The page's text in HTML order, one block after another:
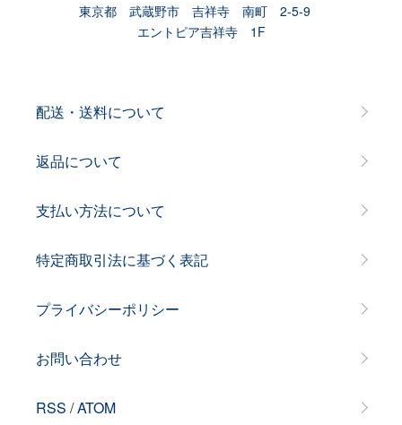
東京都 武蔵野市 吉祥寺 南町 2-5-9
エントピア吉祥寺 1F
配送・送料について
返品について
支払い方法について
特定商取引法に基づく表記
プライバシーポリシー
お問い合わせ
RSS /ATOM